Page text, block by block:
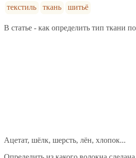
текстиль ткань шитьё
В статье - как определить тип ткани
Ацетат, шёлк, шерсть, лён, хлопок...